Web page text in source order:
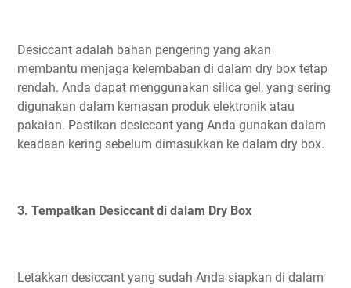
Desiccant adalah bahan pengering yang akan
membantu menjaga kelembaban di dalam dry box tetap
rendah. Anda dapat menggunakan silica gel, yang sering
digunakan dalam kemasan produk elektronik atau
pakaian. Pastikan desiccant yang Anda gunakan dalam
keadaan kering sebelum dimasukkan ke dalam dry box.
3. Tempatkan Desiccant di dalam Dry Box
Letakkan desiccant yang sudah Anda siapkan di dalam